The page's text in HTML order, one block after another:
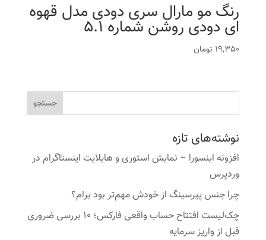
رنگ مو مارال سری دودی مدل قهوه
ای دودی روشن شماره 5.1
19,350 تومان
نوشته‌های تازه
افزونه اینسورا – نمایش استوری و هایلایت اینستاگرام در
وردپرس
چرا جنس پیرسینگ از خودش مهم‌تر بود برام؟
چک‌لیست افتتاح حساب واقعی فارکس؛ ۱۰ بررسی ضروری
قبل از واریز سرمایه